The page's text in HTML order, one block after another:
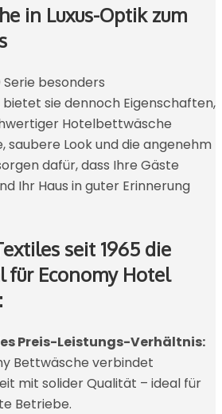
in Luxus-Optik zum
besonders
sie dennoch Eigenschaften,
Hotelbettwäsche
Look und die angenehm
dafür, dass Ihre Gäste
Ihr Haus in guter Erinnerung
seit 1965 die
für Economy Hotel
Preis-Leistungs-Verhältnis:
Bettwäsche verbindet
mit solider Qualität – ideal für
Betriebe.